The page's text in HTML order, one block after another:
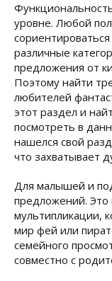
уровне. Любой
различные
предложения от
Поэтому найти
любителей
этот раздел и
посмотреть в
нашелся свой
что захватывает
Для малышей и
предложений. Это
мультипликации,
мир фей или
семейного
совместно с